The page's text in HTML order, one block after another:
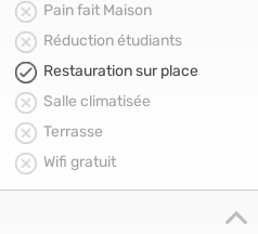
Pain fait Maison
Réduction étudiants
Restauration sur place
Salle climatisée
Terrasse
Wifi gratuit